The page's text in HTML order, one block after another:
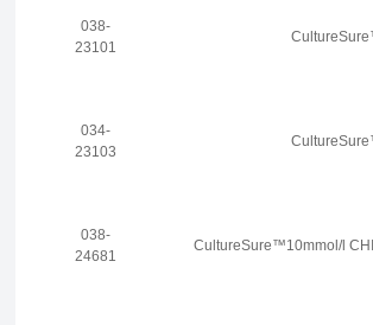
038-
23101
034-
23103
038-
24681
CultureSure™10mmol/l